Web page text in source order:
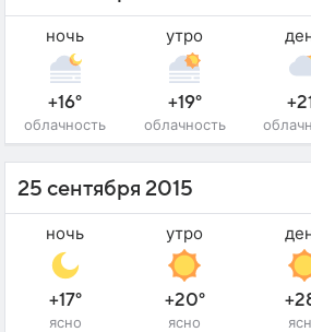
ночь
+16°
облачность
утро
+19°
облачность
25 сентября 2015
ночь
+17°
ясно
утро
+20°
ясно